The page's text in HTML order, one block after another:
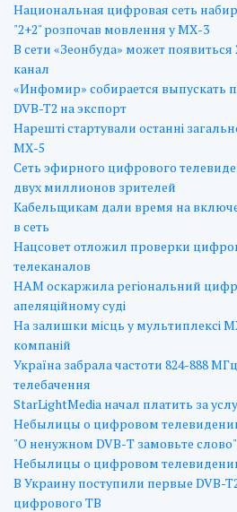
Национальная цифровая сеть
"2+2" розпочав мовлення у МХ-3
В сети «Зеонбуда» может
канал
«Инфомир» собирается выпускать
DVB-T2 на экспорт
Нарешті стартували останні
МХ-5
Сеть эфирного цифрового
двух миллионов зрителей
Кабельщикам дали время на
в сеть
Нацсовет отложил проверки
телеканалов
НАМ оскаржила регіональний
апеляційному суді
На залишки місць у мультиплексі
компаній
Україна забрала частоти 824-888
телебачення
StarLightMedia начал платить за
Небылицы о цифровом
"О ненужном DVB-Т замовьте слово"
Небылицы о цифровом
В Украину поступили первые DVB-
цифрового ТВ